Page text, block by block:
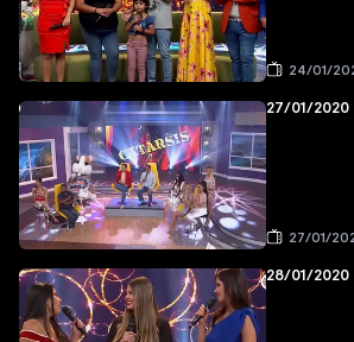
24/01/
27/01/2020
27/01/
28/01/2020